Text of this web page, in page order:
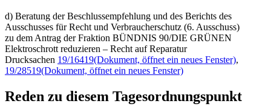
d) Beratung der Beschlussempfehlung und des Berichts des
Ausschusses für Recht und Verbraucherschutz (6. Ausschuss)
zu dem Antrag der Fraktion BÜNDNIS 90/DIE GRÜNEN
Elektroschrott reduzieren – Recht auf Reparatur
Drucksachen 19/16419(Dokument, öffnet ein neues Fenster),
19/28519(Dokument, öffnet ein neues Fenster)
Reden zu diesem Tagesordnungspunkt